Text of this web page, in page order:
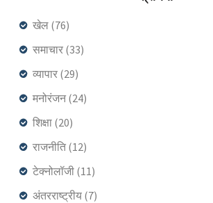
खेल (76)
समाचार (33)
व्यापार (29)
मनोरंजन(24)
शिक्षा (20)
राजनीति (12)
टेक्नोलॉजी (11)
अंतरराष्ट्रीय (7)